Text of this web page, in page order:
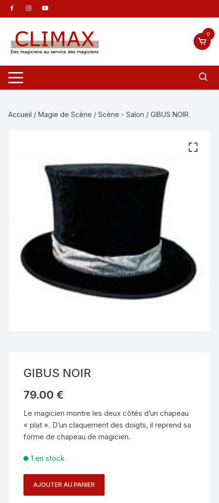
Aller
au
contenu
0
Accueil /Magie de Scène /Scène - Salon / GIBUS NOIR
GIBUS NOIR
79.00 €
Le magicien montre les deux côtés d’un chapeau
« plat ». D’un claquement des doigts, il reprend sa
forme de chapeau de magicien.
1 en stock
AJOUTER AU PANIER